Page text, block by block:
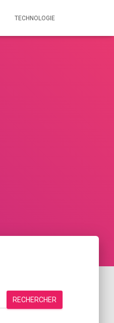
TECHNOLOGIE
RECHERCHER